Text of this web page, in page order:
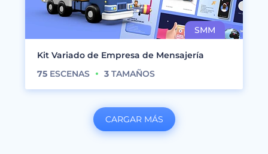
Kit Variado de Empresa de Mensajería
75 ESCENAS 3 TAMAÑOS
CARGAR MÁS